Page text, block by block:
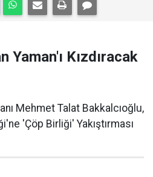
Yaman'ı Kızdıracak
Mehmet Talat Bakkalcıoğlu,
'Çöp Birliği' Yakıştırması